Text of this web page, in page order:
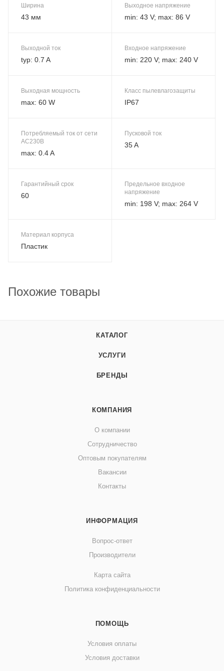
Ширина
43 мм
Выходное напряжение
min: 43 V; max: 86 V
Выходной ток
typ: 0.7 A
Входное напряжение
min: 220 V; max: 240 V
Выходная мощность
max: 60 W
Класс пылевлагозащиты
IP67
Потребляемый ток от сети
AC230В
max: 0.4 A
Пусковой ток
35 A
Гарантийный срок
60
Предельное входное
напряжение
min: 198 V; max: 264 V
Материал корпуса
Пластик
Похожие товары
КАТАЛОГ
УСЛУГИ
БРЕНДЫ
КОМПАНИЯ
О компании
Сотрудничество
Оптовым покупателям
Вакансии
Контакты
ИНФОРМАЦИЯ
Вопрос-ответ
Производители
Карта сайта
Политика конфиденциальности
ПОМОЩЬ
Условия оплаты
Условия доставки